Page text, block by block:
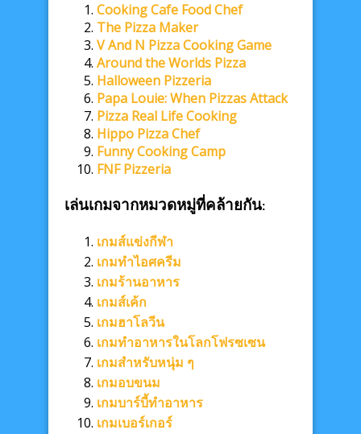
Cooking Cafe Food Chef
The Pizza Maker
V And N Pizza Cooking Game
Around the Worlds Pizza
Halloween Pizzeria
Papa Louie: When Pizzas Attack
Pizza Real Life Cooking
Hippo Pizza Chef
Funny Cooking Camp
FNF Pizzeria
เล่นเกมจากหมวดหมู่ที่คล้ายกัน:
เกมส์แข่งกีฬา
เกมทำไอศครีม
เกมร้านอาหาร
เกมส์เค้ก
เกมฮาโลวีน
เกมทำอาหารในโลกโฟรซเซน
เกมสำหรับหนุ่ม ๆ
เกมอบขนม
เกมบาร์บี้ทำอาหาร
เกมเบอร์เกอร์